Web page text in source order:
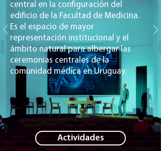
central en la configuración del
edificio de la Facultad de Medicina.
Es el espacio de mayor
representación institucional y el
ámbito natural para albergar las
ceremonias centrales de la
comunidad médica en Uruguay.
Actividades